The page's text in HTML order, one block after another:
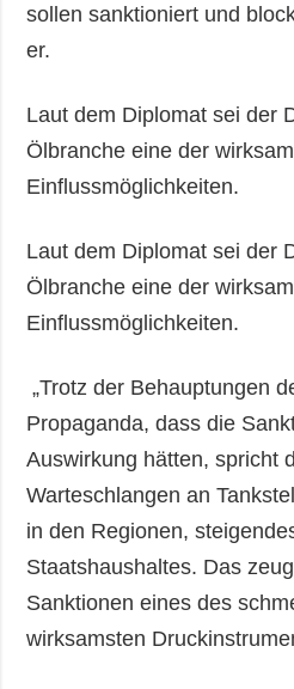
sollen sanktioniert und
er.
Laut dem Diplomat sei der
Ölbranche eine der
Einflussmöglichkeiten.
Laut dem Diplomat sei der
Ölbranche eine der
Einflussmöglichkeiten.
„Trotz der Behauptungen
Propaganda, dass die
Auswirkung hätten, spricht
Warteschlangen an
in den Regionen,
Staatshaushaltes. Das
Sanktionen eines des
wirksamsten